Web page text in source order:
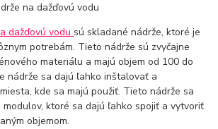
na dažďovú vodu
dažďovú vodu sú skladané nádrže, ktoré je
potrebám. Tieto nádrže sú zvyčajne
materiálu a majú objem od 100 do
nádrže sa dajú ľahko inštalovať a
kde sa majú použiť. Tieto nádrže sa
modulov, ktoré sa dajú ľahko spojiť a vytvoriť
objemom.